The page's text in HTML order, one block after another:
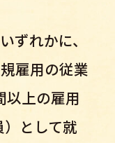
ずれかに、
雇用の従業
以上の雇用
として就